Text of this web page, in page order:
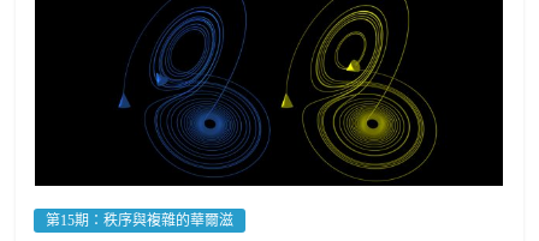
第15期：秩序與複雜的華爾滋